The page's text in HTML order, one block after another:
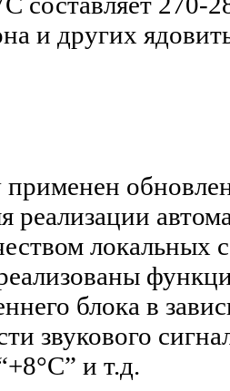
и других
реализации
локальных
блока в
звукового
и т.д.